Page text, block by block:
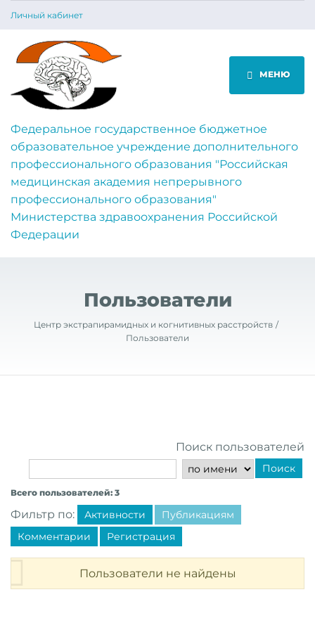
Личный кабинет
МЕНЮ
Федеральное государственное бюджетное
образовательное учреждение дополнительного
профессионального образования "Российская
медицинская академия непрерывного
профессионального образования"
Министерства здравоохранения Российской
Федерации
Пользователи
Центр экстрапирамидных и когнитивных расстройств
Пользователи
Поиск пользователей
Поиск
Всего пользователей: 3
Фильтр по: Активности
Публикациям
Комментарии
Регистрация
Пользователи не найдены